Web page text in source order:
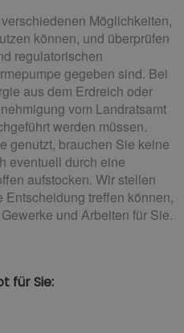
Möglichkeiten,
können, und überprüfen
regulatorischen
gegeben sind. Bei
aus dem Erdreich oder
vom Landratsamt
werden müssen.
genutzt, brauchen Sie keine
eventuell durch eine
aufstocken. Wir stellen
Entscheidung treffen können,
und Arbeiten für Sie.
für Sie: